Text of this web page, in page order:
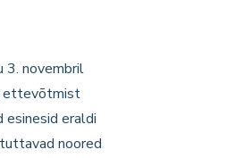
3. novembril
ettevõtmist
esinesid eraldi
noored